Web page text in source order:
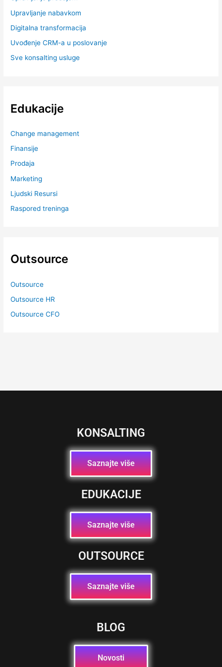
Upravljanje nabavkom
Digitalna transformacija
Uvođenje CRM-a u poslovanje
Sve konsalting usluge
Edukacije
Change management
Finansije
Prodaja
Marketing
Ljudski Resursi
Raspored treninga
Outsource
Outsource
Outsource HR
Outsource CFO
KONSALTING
Saznajte više
EDUKACIJE
Saznajte više
OUTSOURCE
Saznajte više
BLOG
Novosti